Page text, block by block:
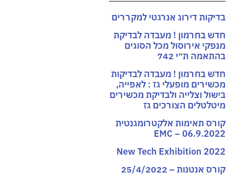
בדיקות דירוג אנרגטי למקררים
חדש בחרמון ! מעבדה לבדיקת
מנפקי אירוסול מכל הסוגים
בהתאמה ת״י 742
חדש בחרמון ! מעבדה לבדיקות
מכשירים מופעלי גז : לאפייה,
בישול וצלייה ולבדיקת מכשירים
מיטלטלים הצורכים גז
קורס תאימות אלקטרומגנטית
EMC – 06.9.2022
New Tech Exhibition 2022
קורס אנטנות – 25/4/2022